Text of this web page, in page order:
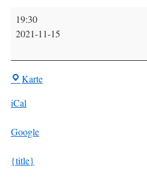
Jahreshauptversammlung
2020/2021
19:30
2021-11-15
KarteBIR-
iCal
Google
{title}